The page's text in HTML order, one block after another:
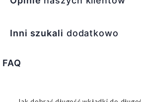
Inni szukali dodatkowo
FAQ